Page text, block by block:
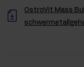
OstroVit Mass